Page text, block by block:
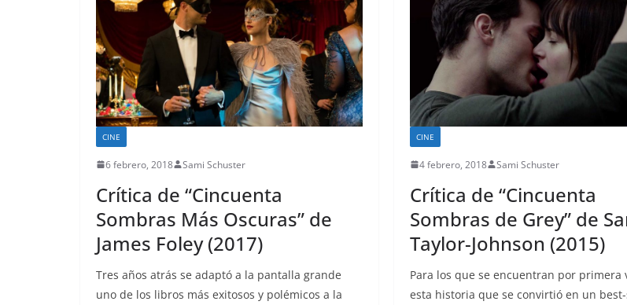
CINE
6 febrero, 2018 Sami Schuster
Crítica de “Cincuenta
Sombras Más Oscuras” de
James Foley (2017)
Tres años atrás se adaptó a la pantalla grande
uno de los libros más exitosos y polémicos a la
CINE
4 febrero, 2018 Sami Schuster
Crítica de “Cincuenta
Sombras de Grey” de
Taylor-Johnson (2015)
Para los que se encuentran por primera
esta historia que se convirtió en un